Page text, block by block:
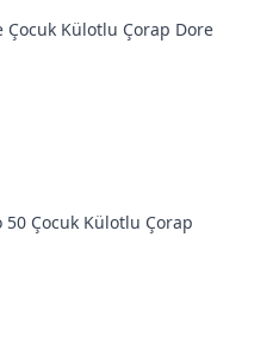
Çocuk Külotlu Çorap Dore
50 Çocuk Külotlu Çorap